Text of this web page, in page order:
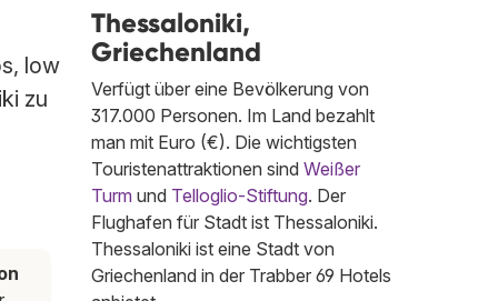
low
zu
Thessaloniki,
Griechenland
Verfügt über eine Bevölkerung von
317.000 Personen. Im Land bezahlt
man mit Euro (€). Die wichtigsten
Touristenattraktionen sind Weißer
Turm und Telloglio-Stiftung. Der
Flughafen für Stadt ist Thessaloniki.
Thessaloniki ist eine Stadt von
Griechenland in der Trabber 69 Hotels